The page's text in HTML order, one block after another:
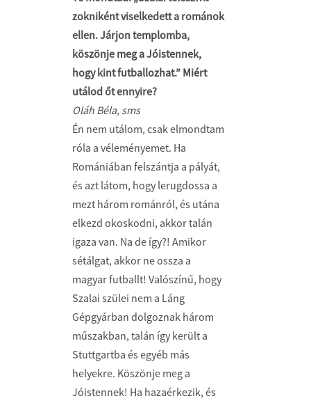
zokniként viselkedett a románok
ellen. Járjon templomba,
köszönje meg a Jóistennek,
hogy kint futballozhat.” Miért
utálod őt ennyire?
Oláh Béla, sms
Én nem utálom, csak elmondtam
róla a véleményemet. Ha
Romániában felszántja a pályát,
és azt látom, hogy lerugdossa a
mezt három románról, és utána
elkezd okoskodni, akkor talán
igaza van. Na de így?! Amikor
sétálgat, akkor ne ossza a
magyar futballt! Valószínű, hogy
Szalai szülei nem a Láng
Gépgyárban dolgoznak három
műszakban, talán így került a
Stuttgartba és egyéb más
helyekre. Köszönje meg a
Jóistennek! Ha hazaérkezik, és